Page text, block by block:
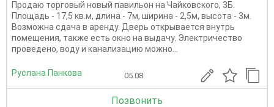
Продаю торговый новый павильон на Чайковского, 3Б.
Площадь - 17,5 кв.м, длина - 7м, ширина - 2,5м, высота - 3м.
Возможна сдача в аренду. Дверь открывается внутрь
помещения, также есть окно на выдачу. Электричество
проведено, воду и канализацию можно...
Руслана Панкова 05.08
Позвонить